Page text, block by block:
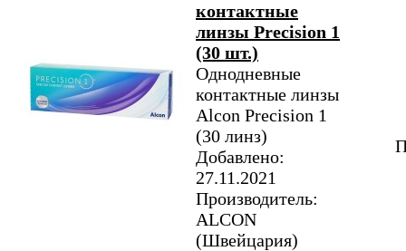
контактные
линзы Precision 1
(30 шт.)
Однодневные
контактные линзы
Alcon Precision 1
(30 линз)
Добавлено:
27.11.2021
Производитель:
ALCON
(Швейцария)